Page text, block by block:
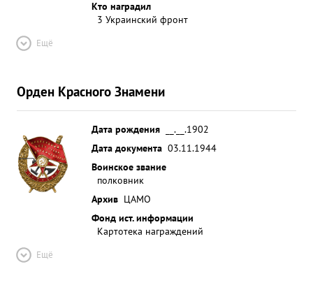
Кто наградил
3 Украинский фронт
Ещё
Орден Красного Знамени
Дата рождения
__.__.1902
Дата документа 03.11.1944
Воинское звание
полковник
Архив ЦАМО
Фонд ист. информации
Картотека награждений
Ещё